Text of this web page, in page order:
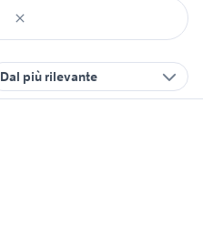
Dal più rilevante